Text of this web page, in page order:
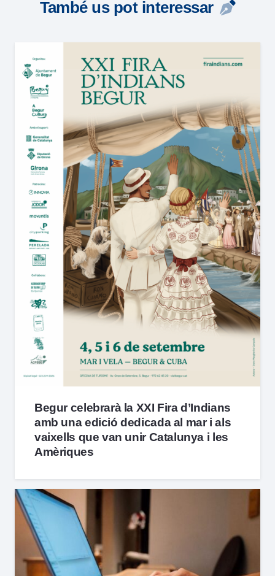
També us pot interessar
Begur celebrarà la XXI Fira d’Indians
amb una edició dedicada al mar i als
vaixells que van unir Catalunya i les
Amèriques